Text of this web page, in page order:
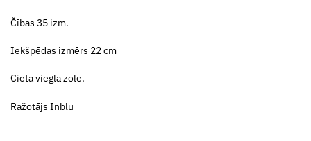
Čības 35 izm.
Iekšpēdas izmērs 22 cm
Cieta viegla zole.
Ražotājs Inblu